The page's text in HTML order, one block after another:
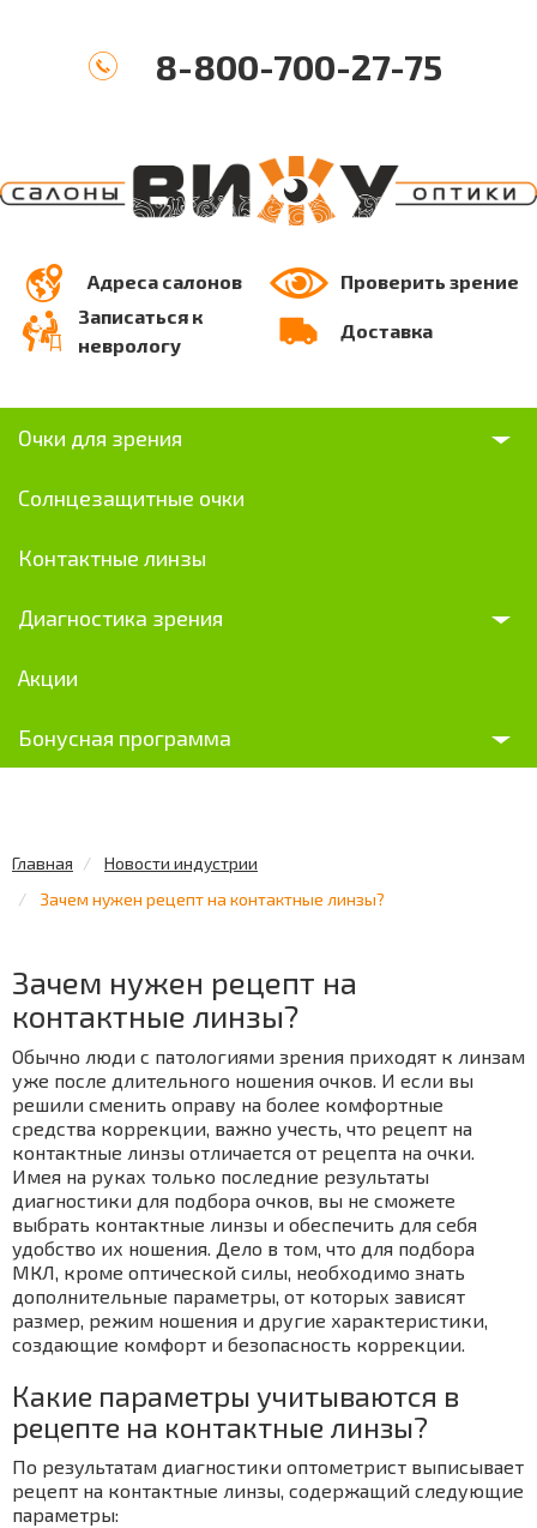
8-800-700-27-75
Адреса салонов
Проверить зрение
Записаться к
неврологу
Доставка
Очки для зрения
Солнцезащитные очки
Контактные линзы
Диагностика зрения
Акции
Бонусная программа
Главная
Новости индустрии
Зачем нужен рецепт на контактные линзы?
Зачем нужен рецепт на
контактные линзы?
Обычно люди с патологиями зрения приходят к линзам
уже после длительного ношения очков. И если вы
решили сменить оправу на более комфортные
средства коррекции, важно учесть, что рецепт на
контактные линзы отличается от рецепта на очки.
Имея на руках только последние результаты
диагностики для подбора очков, вы не сможете
выбрать контактные линзы и обеспечить для себя
удобство их ношения. Дело в том, что для подбора
МКЛ, кроме оптической силы, необходимо знать
дополнительные параметры, от которых зависят
размер, режим ношения и другие характеристики,
создающие комфорт и безопасность коррекции.
Какие параметры учитываются в
рецепте на контактные линзы?
По результатам диагностики оптометрист выписывает
рецепт на контактные линзы, содержащий следующие
параметры: